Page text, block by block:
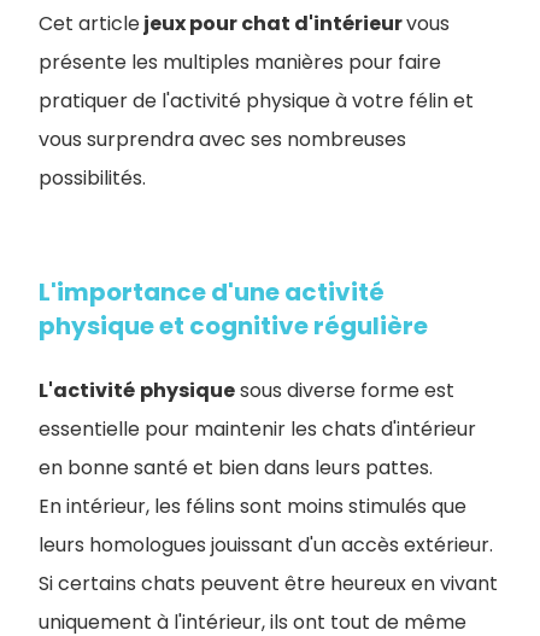
Cet articlejeux pour chat d'intérieurvous
présente les multiples manières pour faire
pratiquer de l'activité physique à votre félin et
vous surprendra avec ses nombreuses
possibilités.
L'importance d'une activité
physique et cognitive régulière
L'activité physiquesous diverse forme est
essentielle pour maintenir les chats d'intérieur
en bonne santé et bien dans leurs pattes.
En intérieur, les félins sont moins stimulés que
leurs homologues jouissant d'un accès extérieur.
Si certains chats peuvent être heureux en vivant
uniquement à l'intérieur, ils ont tout de même